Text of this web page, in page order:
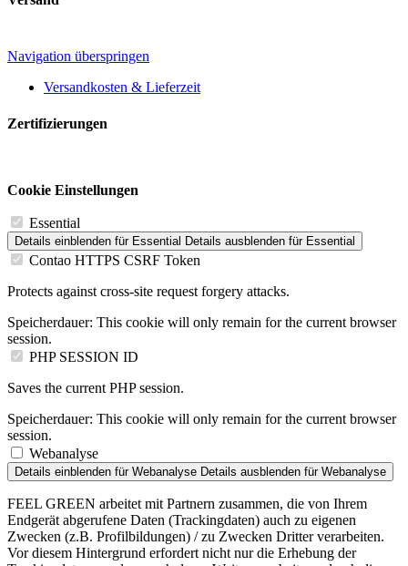
Navigation überspringen
Versandkosten & Lieferzeit
Zertifizierungen
Cookie Einstellungen
Essential
Details einblenden für Essential Details ausblenden für Essential
Contao HTTPS CSRF Token
Protects against cross-site request forgery attacks.
Speicherdauer: This cookie will only remain for the current browser
session.
PHP SESSION ID
Saves the current PHP session.
Speicherdauer: This cookie will only remain for the current browser
session.
Webanalyse
Details einblenden für Webanalyse Details ausblenden für Webanalyse
FEEL GREEN arbeitet mit Partnern zusammen, die von Ihrem
Endgerät abgerufene Daten (Trackingdaten) auch zu eigenen
Zwecken (z.B. Profilbildungen) / zu Zwecken Dritter verarbeiten.
Vor diesem Hintergrund erfordert nicht nur die Erhebung der